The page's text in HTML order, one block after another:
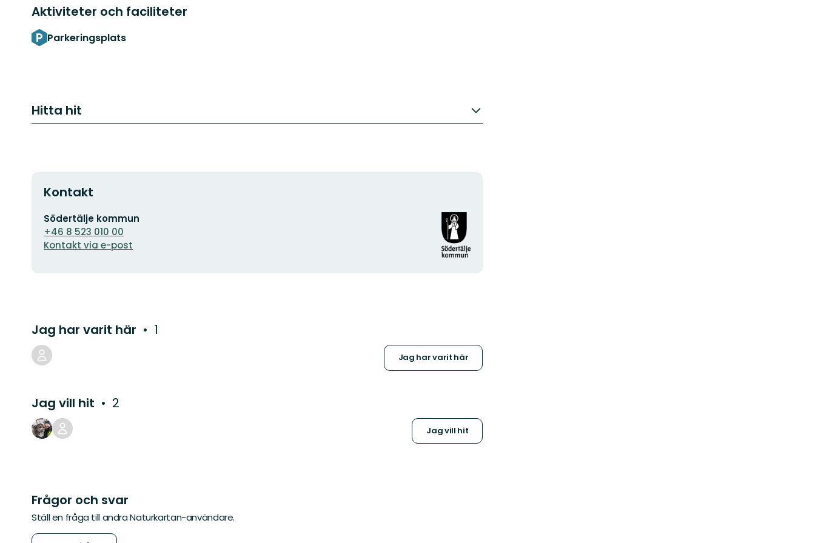
Aktiviteter och faciliteter
Parkeringsplats
Hitta hit
Kontakt
E-
postadress
Södertälje kommun
+46 8 523 010 00
Kontakt via e-post
Organisationens
logotyp
Jag har varit här 1
Jag har varit här
Jag vill hit 2
Jag vill hit
Frågor och svar
Ställ en fråga till andra Naturkartan-användare.